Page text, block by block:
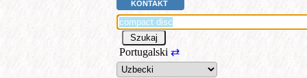
KONTAKT
Portugalski ⇄